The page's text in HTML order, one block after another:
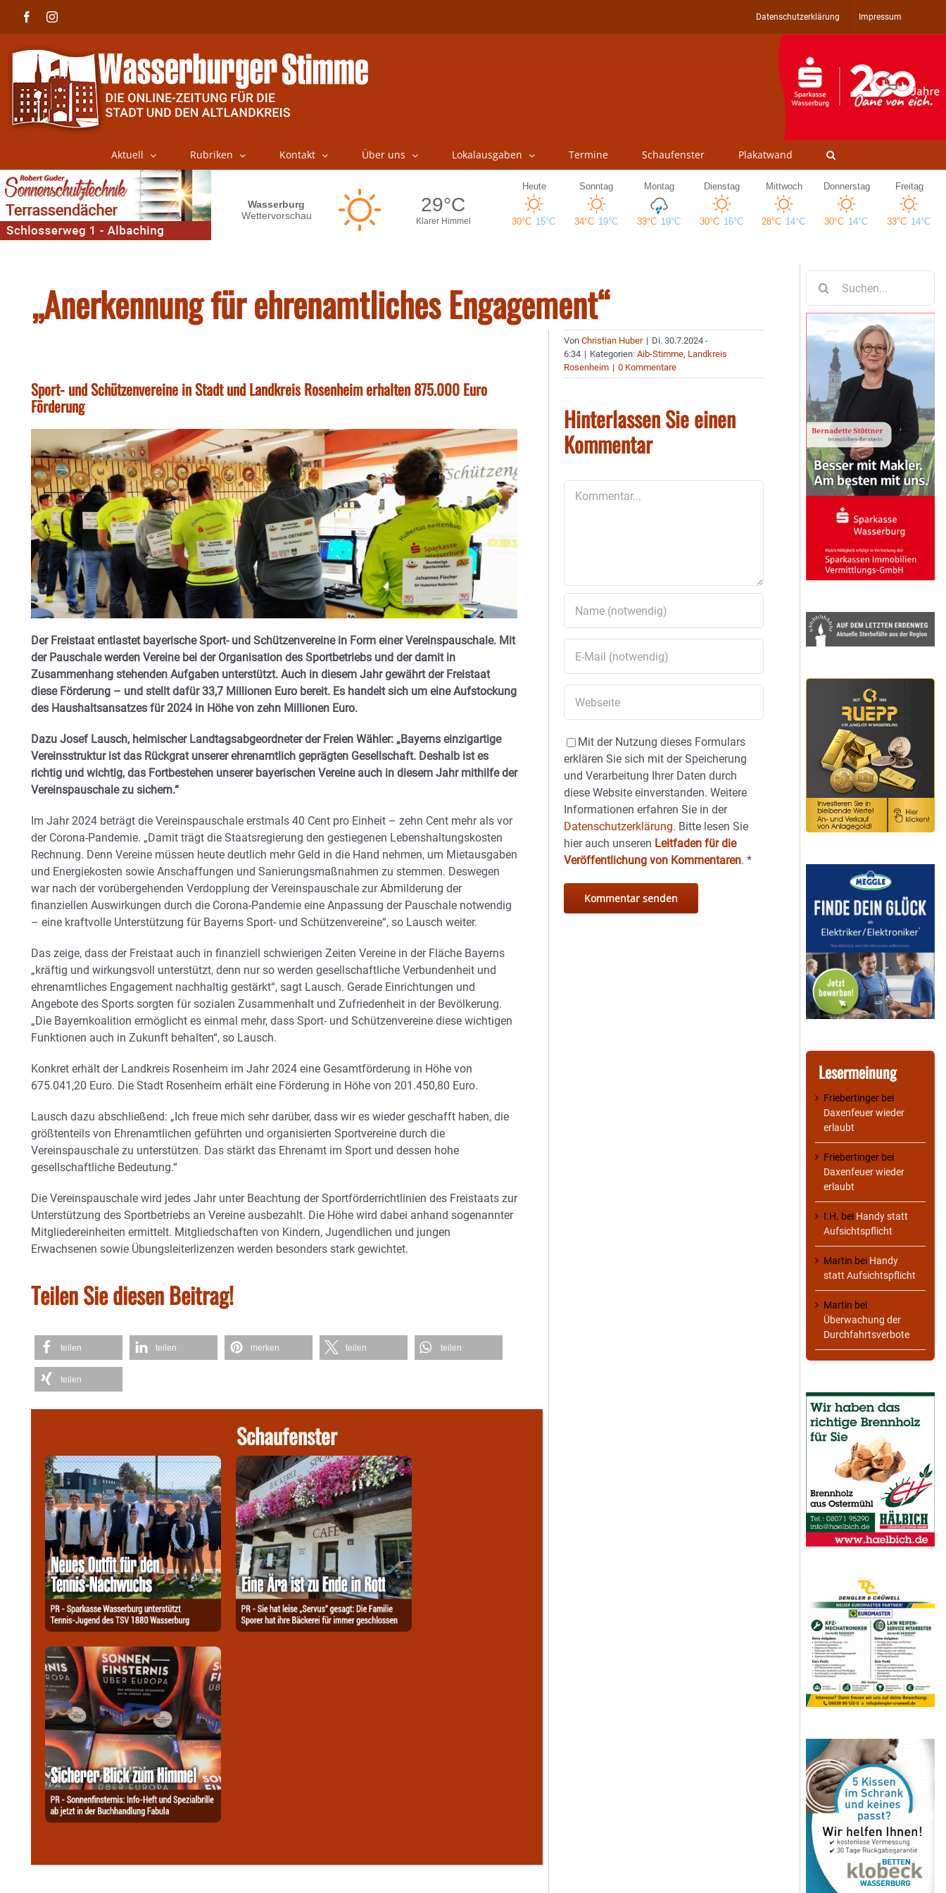
FacebookInstagram Datenschutzerklärung Impressum
Aktuell Rubriken Kontakt Über uns Lokalausgaben Termine Schaufenster Plakatwand
„Anerkennung für ehrenamtliches Engagement“
Sport- und Schützenvereine in Stadt und Landkreis Rosenheim erhalten 875.000 Euro
Förderung
Der Freistaat entlastet bayerische Sport- und Schützenvereine in Form einer Vereinspauschale. Mit
der Pauschale werden Vereine bei der Organisation des Sportbetriebs und der damit in
Zusammenhang stehenden Aufgaben unterstützt. Auch in diesem Jahr gewährt der Freistaat
diese Förderung – und stellt dafür 33,7 Millionen Euro bereit. Es handelt sich um eine Aufstockung
des Haushaltsansatzes für 2024 in Höhe von zehn Millionen Euro.
Dazu Josef Lausch, heimischer Landtagsabgeordneter der Freien Wähler: „Bayerns einzigartige
Vereinsstruktur ist das Rückgrat unserer ehrenamtlich geprägten Gesellschaft. Deshalb ist es
richtig und wichtig, das Fortbestehen unserer bayerischen Vereine auch in diesem Jahr mithilfe der
Vereinspauschale zu sichern.“
Im Jahr 2024 beträgt die Vereinspauschale erstmals 40 Cent pro Einheit – zehn Cent mehr als vor
der Corona-Pandemie. „Damit trägt die Staatsregierung den gestiegenen Lebenshaltungskosten
Rechnung. Denn Vereine müssen heute deutlich mehr Geld in die Hand nehmen, um Mietausgaben
und Energiekosten sowie Anschaffungen und Sanierungsmaßnahmen zu stemmen. Deswegen
war nach der vorübergehenden Verdopplung der Vereinspauschale zur Abmilderung der
finanziellen Auswirkungen durch die Corona-Pandemie eine Anpassung der Pauschale notwendig
– eine kraftvolle Unterstützung für Bayerns Sport- und Schützenvereine“, so Lausch weiter.
Das zeige, dass der Freistaat auch in finanziell schwierigen Zeiten Vereine in der Fläche Bayerns
„kräftig und wirkungsvoll unterstützt, denn nur so werden gesellschaftliche Verbundenheit und
ehrenamtliches Engagement nachhaltig gestärkt“, sagt Lausch. Gerade Einrichtungen und
Angebote des Sports sorgten für sozialen Zusammenhalt und Zufriedenheit in der Bevölkerung.
„Die Bayernkoalition ermöglicht es einmal mehr, dass Sport- und Schützenvereine diese wichtigen
Funktionen auch in Zukunft behalten“, so Lausch.
Konkret erhält der Landkreis Rosenheim im Jahr 2024 eine Gesamtförderung in Höhe von
675.041,20 Euro. Die Stadt Rosenheim erhält eine Förderung in Höhe von 201.450,80 Euro.
Lausch dazu abschließend: „Ich freue mich sehr darüber, dass wir es wieder geschafft haben, die
größtenteils von Ehrenamtlichen geführten und organisierten Sportvereine durch die
Vereinspauschale zu unterstützen. Das stärkt das Ehrenamt im Sport und dessen hohe
gesellschaftliche Bedeutung.“
Die Vereinspauschale wird jedes Jahr unter Beachtung der Sportförderrichtlinien des Freistaats zur
Unterstützung des Sportbetriebs an Vereine ausbezahlt. Die Höhe wird dabei anhand sogenannter
Mitgliedereinheiten ermittelt. Mitgliedschaften von Kindern, Jugendlichen und jungen
Erwachsenen sowie Übungsleiterlizenzen werden besonders stark gewichtet.
Teilen Sie diesen Beitrag!
teilen teilen merken teilen teilen
teilen
Schaufenster
VonChristian Huber | Di. 30.7.2024 -
6:34 | Kategorien:Aib-Stimme, Landkreis
Rosenheim | 0 Kommentare
Hinterlassen Sie einen
Kommentar
Mit der Nutzung dieses Formulars
erklären Sie sich mit der Speicherung
und Verarbeitung Ihrer Daten durch
diese Website einverstanden. Weitere
Informationen erfahren Sie in der
Datenschutzerklärung. Bitte lesen Sie
hier auch unseren Leitfaden für die
Veröffentlichung von Kommentaren.*
nach:
Lesermeinung
Friebertinger bei
Daxenfeuer wieder
erlaubt
Friebertinger bei
Daxenfeuer wieder
erlaubt
I.H. bei Handy statt
Aufsichtspflicht
Martin bei Handy
statt Aufsichtspflicht
Martin bei
Überwachung der
Durchfahrtsverbote